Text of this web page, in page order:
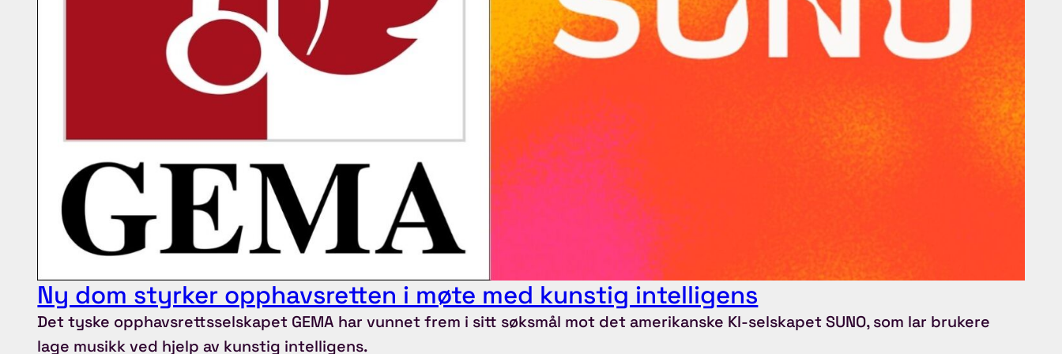
Ny dom styrker opphavsretten i møte med kunstig intelligens
Det tyske opphavsrettsselskapet GEMA har vunnet frem i sitt søksmål mot det amerikanske KI-selskapet SUNO, som lar brukere
lage musikk ved hjelp av kunstig intelligens.